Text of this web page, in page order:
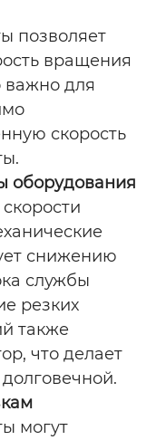
позволяет
вращения
важно для
скорость
оборудования
снижению
службы
резких
также
что делает
могут